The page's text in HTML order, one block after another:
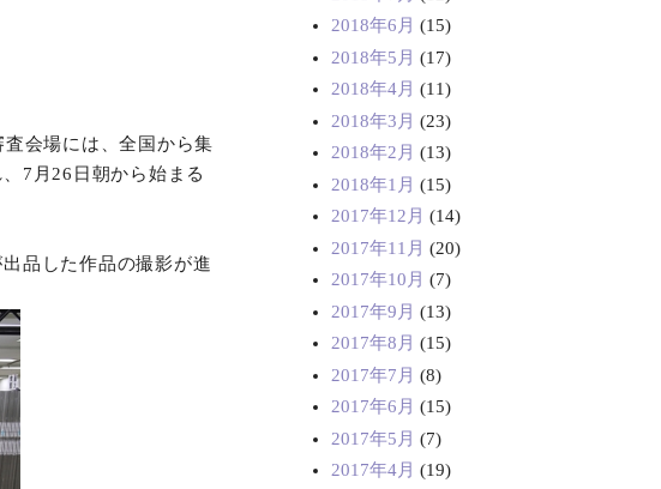
会場には、全国から集
7月26日朝から始まる
品した作品の撮影が進
2018年6月 (15)
2018年5月 (17)
2018年4月 (11)
2018年3月 (23)
2018年2月 (13)
2018年1月 (15)
2017年12月 (14)
2017年11月 (20)
2017年10月 (7)
2017年9月 (13)
2017年8月 (15)
2017年7月 (8)
2017年6月 (15)
2017年5月 (7)
2017年4月 (19)